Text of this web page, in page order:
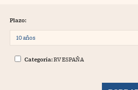
Plazo:
Categoría:RV ESPAÑA